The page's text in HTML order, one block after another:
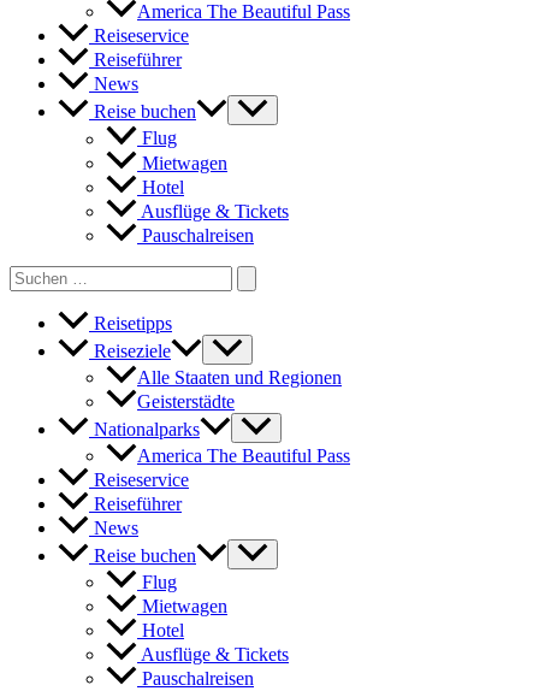
America The Beautiful Pass
Reiseservice
Reiseführer
News
Reise buchen
Flug
Mietwagen
Hotel
Ausflüge & Tickets
Pauschalreisen
Search
for:
Reisetipps
Reiseziele
Alle Staaten und Regionen
Geisterstädte
Nationalparks
America The Beautiful Pass
Reiseservice
Reiseführer
News
Reise buchen
Flug
Mietwagen
Hotel
Ausflüge & Tickets
Pauschalreisen